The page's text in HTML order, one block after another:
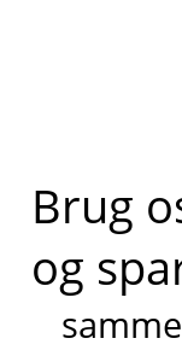
Brug
og